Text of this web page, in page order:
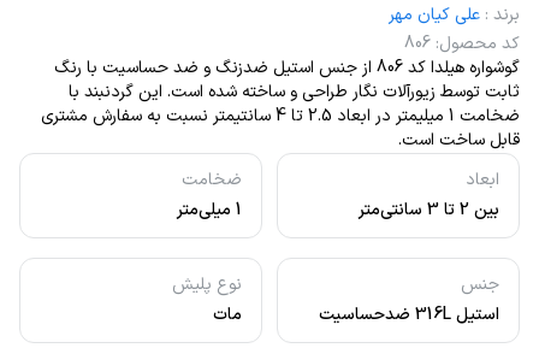
ابعاد
بین 2 تا 3 سانتی‌متر
ضخامت
1 میلی‌متر
جنس
استیل 316L ضدحساسیت
نوع پلیش
مات
برند : علی کیان مهر
کد محصول:
806
گوشواره هیلدا کد 806 از جنس استیل ضدزنگ و ضد حساسیت با رنگ
ثابت توسط زیورآلات نگار طراحی و ساخته شده است. این گردنبند با
ضخامت 1 میلیمتر در ابعاد 2.5 تا 4 سانتیمتر نسبت به سفارش مشتری
قابل ساخت است.